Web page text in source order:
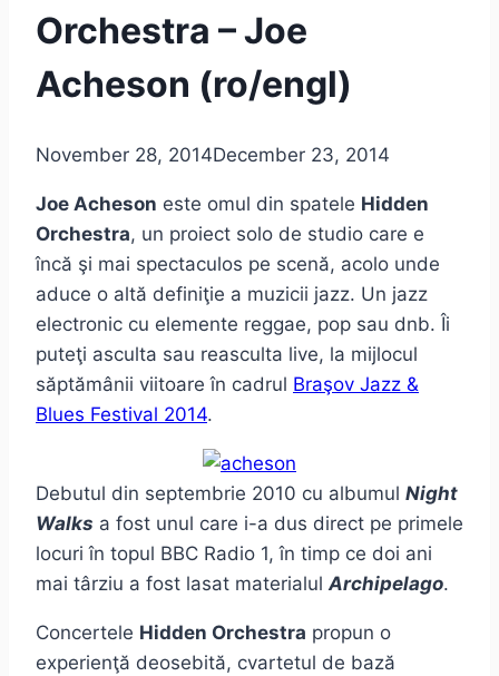
Orchestra – Joe
Acheson (ro/engl)
November 28, 2014December 23, 2014
Joe Acheson este omul din spatele Hidden
Orchestra, un proiect solo de studio care e
încă şi mai spectaculos pe scenă, acolo unde
aduce o altă definiţie a muzicii jazz. Un jazz
electronic cu elemente reggae, pop sau dnb. Îi
puteţi asculta sau reasculta live, la mijlocul
săptămânii viitoare în cadrul Braşov Jazz &
Blues Festival 2014.
Debutul din septembrie 2010 cu albumul Night
Walks a fost unul care i-a dus direct pe primele
locuri în topul BBC Radio 1, în timp ce doi ani
mai târziu a fost lasat materialulArchipelago.
Concertele Hidden Orchestra propun o
experienţă deosebită, cvartetul de bază